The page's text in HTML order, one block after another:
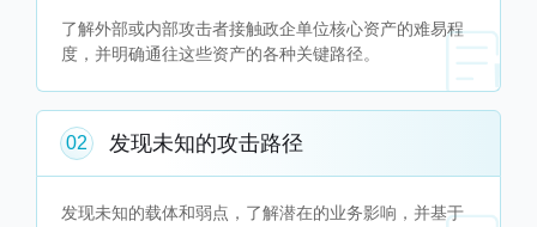
了解外部或内部攻击者接触政企单位核心资产的难易程
度，并明确通往这些资产的各种关键路径。
02 发现未知的攻击路径
发现未知的载体和弱点，了解潜在的业务影响，并基于